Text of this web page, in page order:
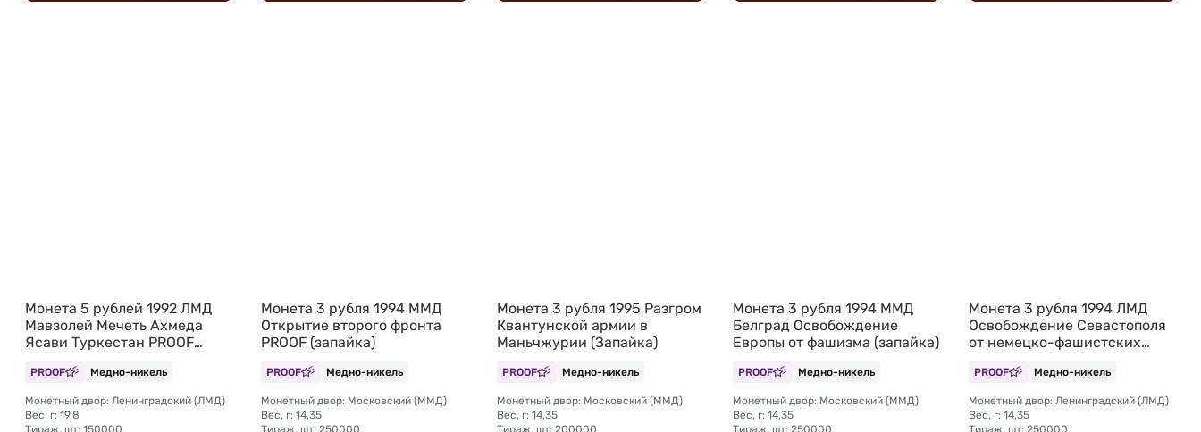
Монета 5 рублей 1992 ЛМД
Мавзолей Мечеть Ахмеда
Ясави Туркестан PROOF
PROOF Медно-никель
Монетный двор: Ленинградский (ЛМД)
Вес, г: 19,8
Тираж, шт: 150000
Монета 3 рубля 1994 ММД
Открытие второго фронта
PROOF (запайка)
PROOF Медно-никель
Монетный двор: Московский (ММД)
Вес, г: 14,35
Тираж, шт: 250000
Монета 3 рубля 1995 Разгром
Квантунской армии в
Маньчжурии (Запайка)
PROOF Медно-никель
Монетный двор: Московский (ММД)
Вес, г: 14,35
Тираж, шт: 200000
Монета 3 рубля 1994 ММД
Белград Освобождение
Европы от фашизма (запайка)
PROOF Медно-никель
Монетный двор: Московский (ММД)
Вес, г: 14,35
Тираж, шт: 250000
Монета 3 рубля 1994 ЛМД
Освобождение Севастополя
от немецко-фашистских
PROOF Медно-никель
Монетный двор: Ленинградский (ЛМД)
Вес, г: 14,35
Тираж, шт: 250000